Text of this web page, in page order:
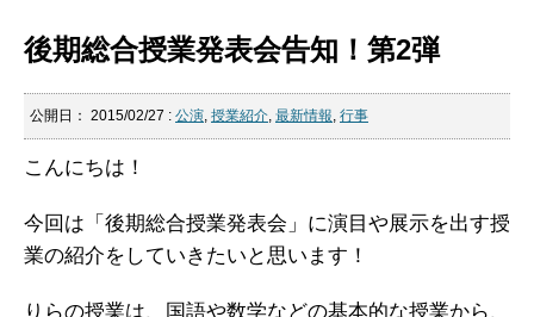
後期総合授業発表会告知！第2弾
公開日： 2015/02/27 : 公演, 授業紹介, 最新情報, 行事
こんにちは！
今回は「後期総合授業発表会」に演目や展示を出す授
業の紹介をしていきたいと思います！
りらの授業は、国語や数学などの基本的な授業から、